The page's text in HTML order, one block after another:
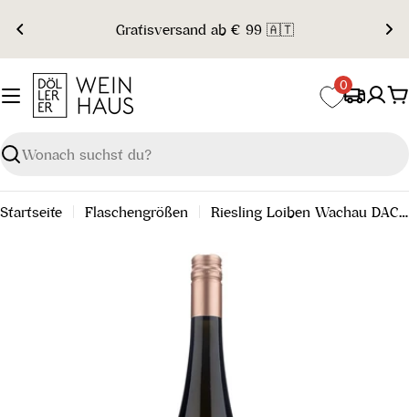
Inhalt
springen
Gratisversand ab € 99 🇦🇹
Suchen
0
Startseite Flaschengrößen Riesling Loiben Wachau DAC 2024